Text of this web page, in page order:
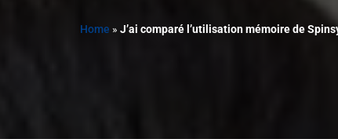
Home » J’ai comparé l’utilisation mémoire de